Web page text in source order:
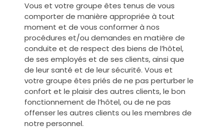
Vous et votre groupe êtes tenus de vous
comporter de manière appropriée à tout
moment et de vous conformer à nos
procédures et/ou demandes en matière de
conduite et de respect des biens de l’hôtel,
de ses employés et de ses clients, ainsi que
de leur santé et de leur sécurité. Vous et
votre groupe êtes priés de ne pas perturber le
confort et le plaisir des autres clients, le bon
fonctionnement de l’hôtel, ou de ne pas
offenser les autres clients ou les membres de
notre personnel.